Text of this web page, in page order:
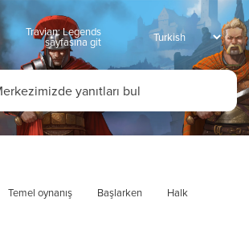
Travian: Legends
sayfasına git
Temel oynanış Başlarken
Halk